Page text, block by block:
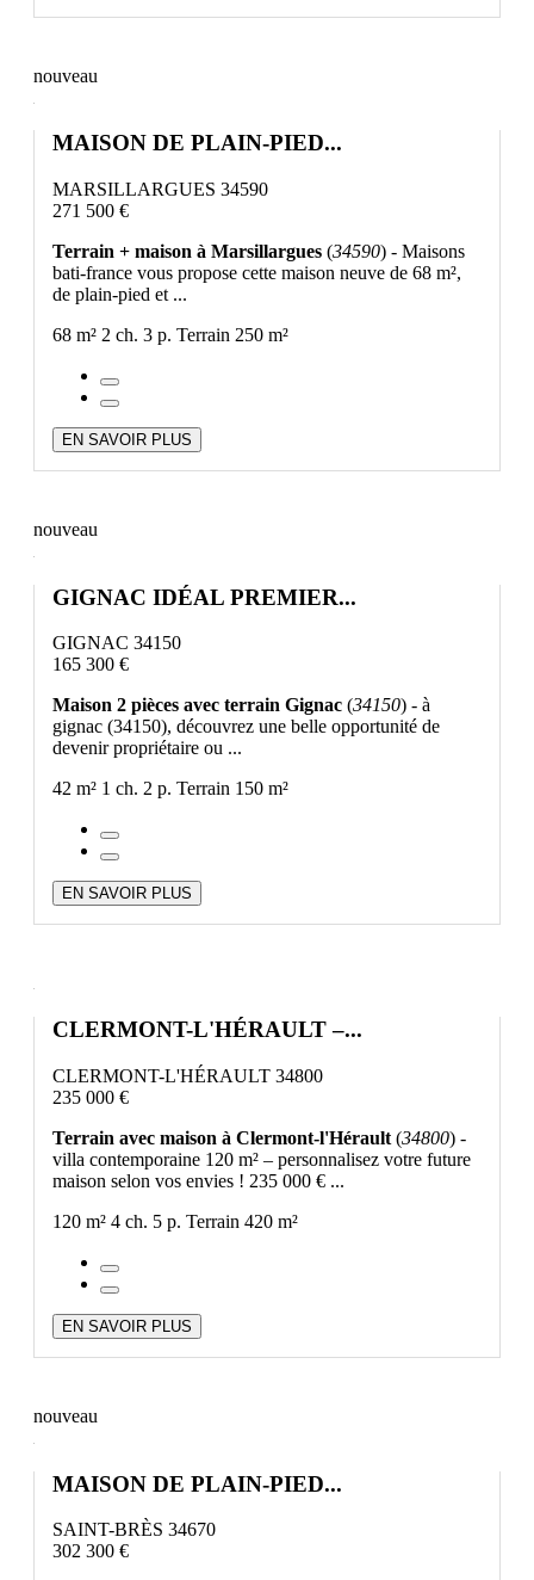
nouveau
MAISON DE PLAIN-PIED...
MARSILLARGUES 34590
271 500 €
Terrain + maison à Marsillargues (34590) - Maisons
bati-france vous propose cette maison neuve de 68 m²,
de plain-pied et ...
68 m² 2 ch. 3 p. Terrain 250 m²
EN SAVOIR PLUS
nouveau
GIGNAC IDÉAL PREMIER...
GIGNAC 34150
165 300 €
Maison 2 pièces avec terrain Gignac (34150) - à
gignac (34150), découvrez une belle opportunité de
devenir propriétaire ou ...
42 m² 1 ch. 2 p. Terrain 150 m²
EN SAVOIR PLUS
CLERMONT-L'HÉRAULT –...
CLERMONT-L'HÉRAULT 34800
235 000 €
Terrain avec maison à Clermont-l'Hérault (34800) -
villa contemporaine 120 m² – personnalisez votre future
maison selon vos envies ! 235 000 € ...
120 m² 4 ch. 5 p. Terrain 420 m²
EN SAVOIR PLUS
nouveau
MAISON DE PLAIN-PIED...
SAINT-BRÈS 34670
302 300 €